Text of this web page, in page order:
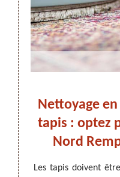
Nettoyage
tapis : optez
Nord
Les tapis doivent